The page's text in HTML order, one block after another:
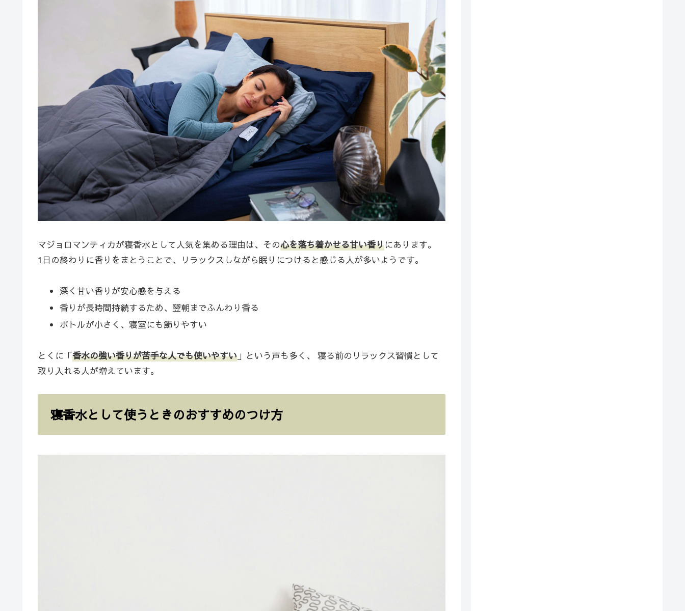
マジョロマンティカが寝香水として人気を集める理由は、その心を落ち着かせる甘い香りにあります。
1日の終わりに香りをまとうことで、リラックスしながら眠りにつけると感じる人が多いようです。
深く甘い香りが安心感を与える
香りが長時間持続するため、翌朝までふんわり香る
ボトルが小さく、寝室にも飾りやすい
とくに「香水の強い香りが苦手な人でも使いやすい 」という声も多く、 寝る前のリラックス習慣として
取り入れる人が増えています。
寝香水として使うときのおすすめのつけ方